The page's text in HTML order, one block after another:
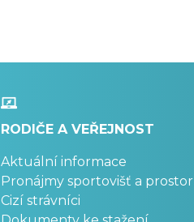
RODIČE A VEŘEJNOST
Aktuální informace
Pronájmy sportovišť a prostor
Cizí strávníci